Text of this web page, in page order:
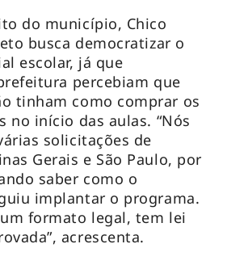
do município, Chico
busca democratizar o
escolar, já que
percebiam que
tinham como comprar os
no início das aulas. “Nós
solicitações de
Gerais e São Paulo, por
saber como o
implantar o programa.
formato legal, tem lei
acrescenta.